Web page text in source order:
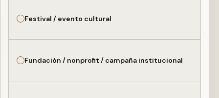
Festival / evento cultural
Fundación / nonprofit / campaña institucional